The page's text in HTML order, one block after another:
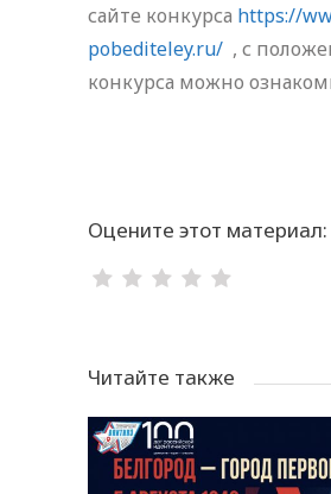
сайте конкурса https://
pobediteley.ru/ , с
конкурса можно
Оцените этот материал:
Читайте также